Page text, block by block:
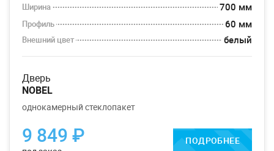
Ширина 700 мм
Профиль 60 мм
Внешний цвет белый
дверь
NOBEL
однокамерный стеклопакет
9 849 ₽ ПОДРОБНЕЕ